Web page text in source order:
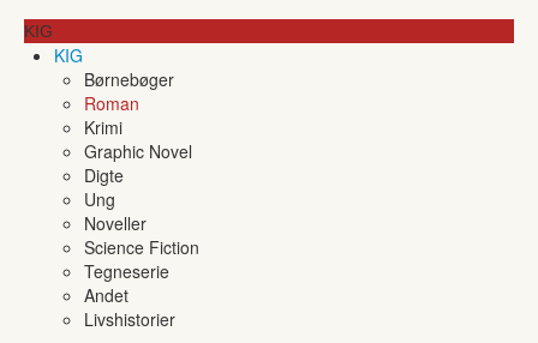
KIG
KIG
Børnebøger
Roman
Krimi
Graphic Novel
Digte
Ung
Noveller
Science Fiction
Tegneserie
Andet
Livshistorier